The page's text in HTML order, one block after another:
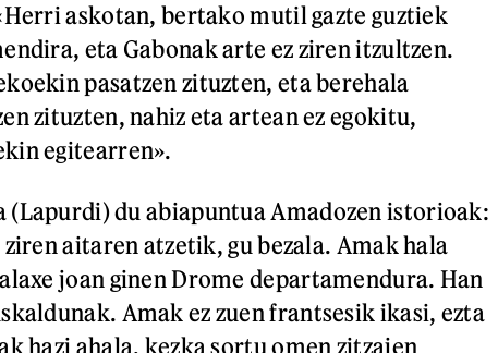
askotan, bertako mutil gazte guztiek
eta Gabonak arte ez ziren itzultzen.
pasatzen zituzten, eta berehala
zituzten, nahiz eta artean ez egokitu,
egitearren».
(Lapurdi) du abiapuntua Amadozen istorioak:
aitaren atzetik, gu bezala. Amak hala
joan ginen Drome departamendura. Han
Amak ez zuen frantsesik ikasi, ezta
hazi ahala, kezka sortu omen zitzaien